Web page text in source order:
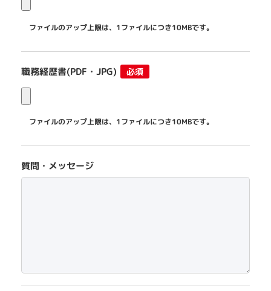
ファイルのアップ上限は、1ファイルにつき10MBです。
職務経歴書(PDF・JPG) 必須
ファイルのアップ上限は、1ファイルにつき10MBです。
質問・メッセージ